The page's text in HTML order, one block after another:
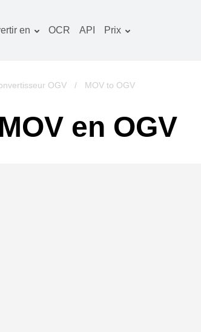
en
Image convertisseur
Livres convertisseur
OCR API Prix
OGV / MOV to OGV
en OGV